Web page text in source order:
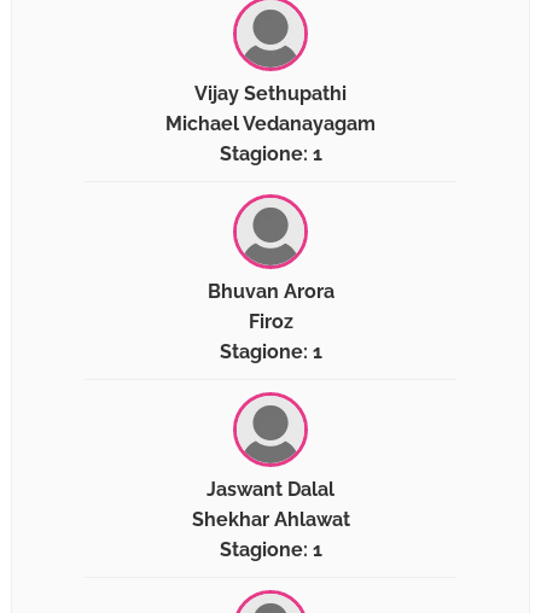
Vijay Sethupathi
Michael Vedanayagam
Stagione: 1
Bhuvan Arora
Firoz
Stagione: 1
Jaswant Dalal
Shekhar Ahlawat
Stagione: 1